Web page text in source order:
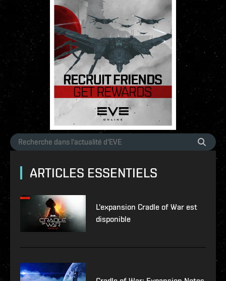
ARTICLES ESSENTIELS
L'expansion Cradle of War est
disponible